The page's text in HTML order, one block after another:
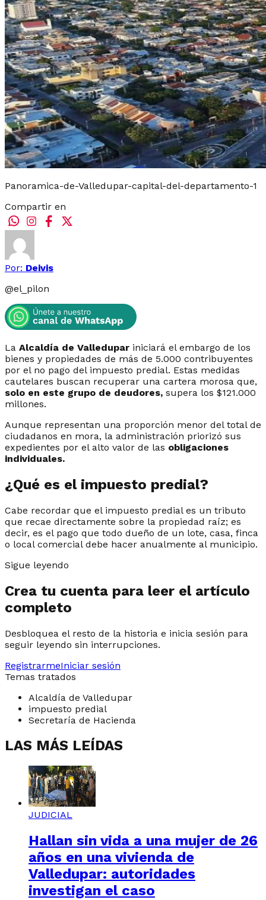
Panoramica-de-Valledupar-capital-del-departamento-1
Compartir en
Por: Deivis
@el_pilon
La Alcaldía de Valledupar iniciará el embargo de los
bienes y propiedades de más de 5.000 contribuyentes
por el no pago del impuesto predial. Estas medidas
cautelares buscan recuperar una cartera morosa que,
solo en este grupo de deudores, supera los $121.000
millones.
Aunque representan una proporción menor del total de
ciudadanos en mora, la administración priorizó sus
expedientes por el alto valor de las obligaciones
individuales.
¿Qué es el impuesto predial?
Cabe recordar que el impuesto predial es un tributo
que recae directamente sobre la propiedad raíz; es
decir, es el pago que todo dueño de un lote, casa, finca
o local comercial debe hacer anualmente al municipio.
Sigue leyendo
Crea tu cuenta para leer el artículo
completo
Desbloquea el resto de la historia e inicia sesión para
seguir leyendo sin interrupciones.
RegistrarmeIniciar sesión
Temas tratados
Alcaldía de Valledupar
impuesto predial
Secretaría de Hacienda
LAS MÁS LEÍDAS
JUDICIAL
Hallan sin vida a una mujer de 26
años en una vivienda de
Valledupar: autoridades
investigan el caso